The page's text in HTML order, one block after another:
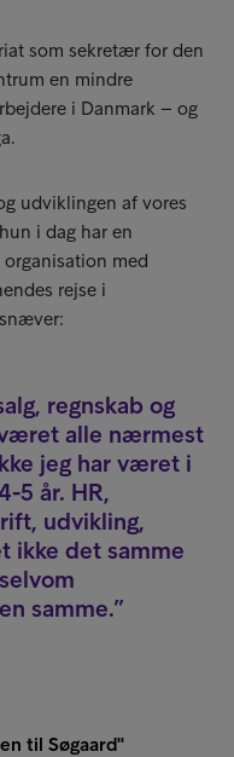
som sekretær for den
en mindre
i Danmark – og
udviklingen af vores
i dag har en
med
rejse i
regnskab og
alle nærmest
jeg har været i
5 år. HR,
udvikling,
ikke det samme
samme.
til Søgaard"